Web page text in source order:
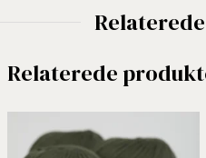
Relaterede